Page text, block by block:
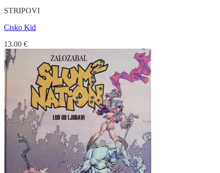
STRIPOVI
Cisko Kid
13.00 €